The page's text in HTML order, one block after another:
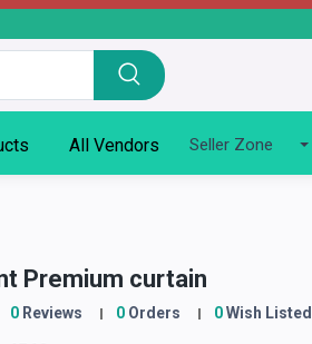
All Vendors Seller Zone
Premium curtain
0Reviews 0Orders 0Wish Listed